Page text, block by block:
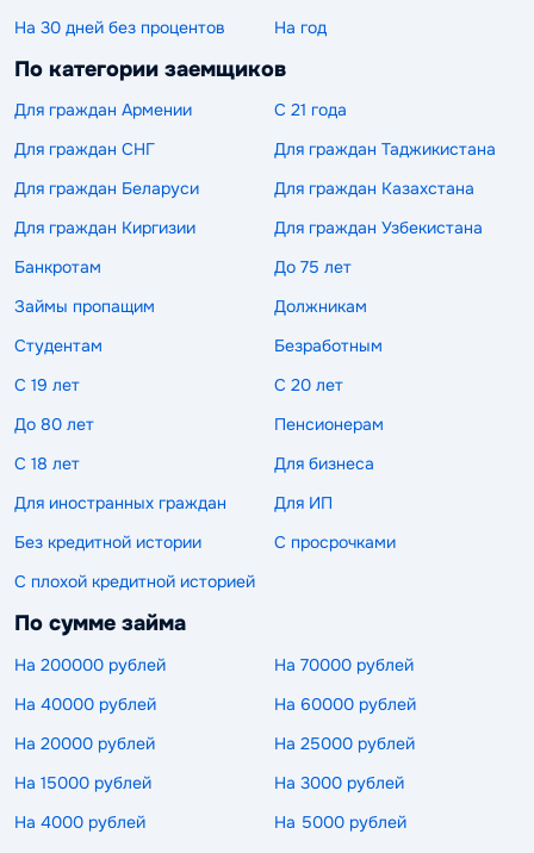
На 30 дней без процентов
На год
По категории заемщиков
Для граждан Армении
С 21 года
Для граждан СНГ
Для граждан Таджикистана
Для граждан Беларуси
Для граждан Казахстана
Для граждан Киргизии
Для граждан Узбекистана
Банкротам
До 75 лет
Займы пропащим
Должникам
Студентам
Безработным
С 19 лет
С 20 лет
До 80 лет
Пенсионерам
С 18 лет
Для бизнеса
Для иностранных граждан
Для ИП
Без кредитной истории
С просрочками
С плохой кредитной историей
По сумме займа
На 200000 рублей
На 70000 рублей
На 40000 рублей
На 60000 рублей
На 20000 рублей
На 25000 рублей
На 15000 рублей
На 3000 рублей
На 4000 рублей
На 5000 рублей